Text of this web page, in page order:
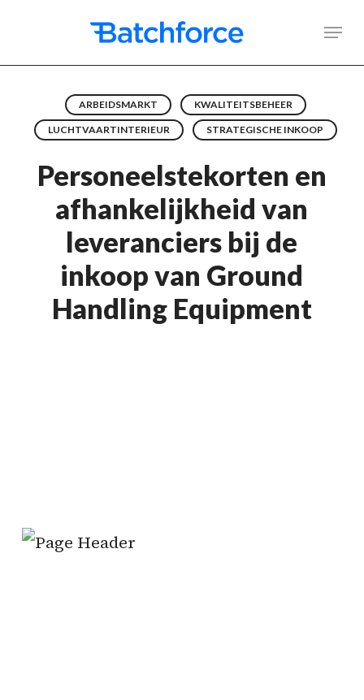
main
Menu
ARBEIDSMARKT KWALITEITSBEHEER
LUCHTVAARTINTERIEUR STRATEGISCHE INKOOP
Personeelstekorten en
afhankelijkheid van
leveranciers bij de
inkoop van Ground
Handling Equipment